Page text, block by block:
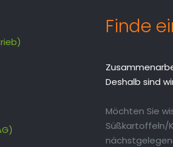
Finde
Deshalb sind
Möchten Sie
Süßkartoffeln/